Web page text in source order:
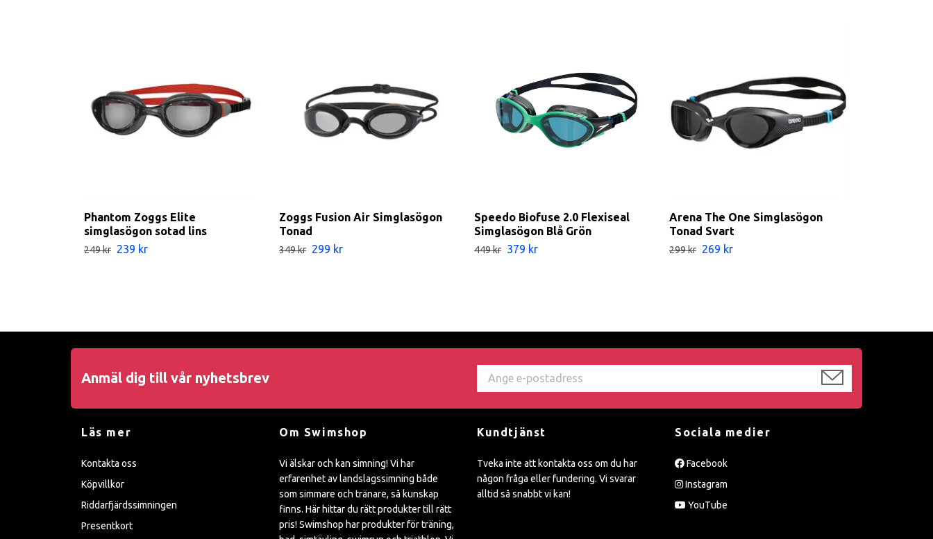
Phantom Zoggs Elite
simglasögon sotad lins
249 kr 239 kr
Zoggs Fusion Air Simglasögon
Tonad
349 kr 299 kr
Speedo Biofuse 2.0 Flexiseal
Simglasögon Blå Grön
449 kr 379 kr
Arena The One Simglasögon
Tonad Svart
299 kr 269 kr
Anmäl dig till vår nyhetsbrev
Läs mer
Kontakta oss
Köpvillkor
Riddarfjärdssimningen
Presentkort
Om Swimshop
Vi älskar och kan simning! Vi har
erfarenhet av landslagssimning både
som simmare och tränare, så kunskap
finns. Här hittar du rätt produkter till rätt
pris! Swimshop har produkter för träning,
Kundtjänst
Tveka inte att kontakta oss om du har
någon fråga eller fundering. Vi svarar
alltid så snabbt vi kan!
Sociala medier
Facebook
Instagram
YouTube